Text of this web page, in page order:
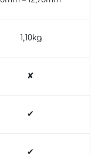
1,10kg
✘
✔
✔